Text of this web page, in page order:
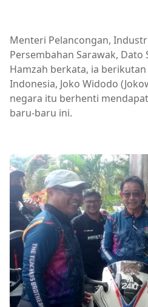
Menteri Pelancongan,
Persembahan Sarawak, Dato
Hamzah berkata, ia
Indonesia, Joko Widodo
negara itu berhenti
baru-baru ini.